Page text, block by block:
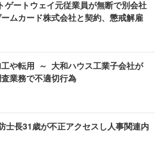
ゲートウェイ元従業員が無断で別会社
ムカード株式会社と契約、懲戒解雇
や転用 ～ 大和ハウス工業子会社が
業務で不適切行為
士長31歳が不正アクセスし人事関連内